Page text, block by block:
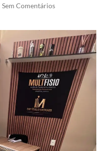
Sem Comentários